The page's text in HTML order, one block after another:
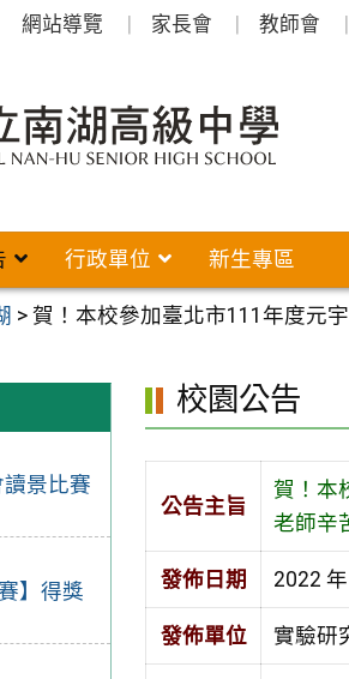
網站導覽 家長會 教師會
行政單位 新生專區
>賀！本校參加臺北市111年度元
景比賽
】得獎
校園公告
公告主旨
賀！本
老師辛
發佈日期 2022
發佈單位 實驗研